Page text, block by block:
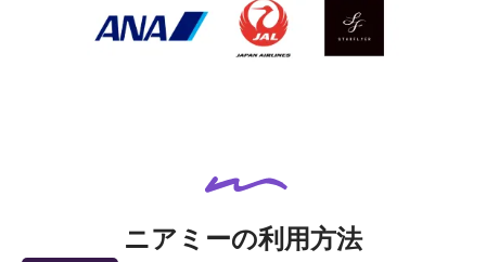
ニアミーの利用方法